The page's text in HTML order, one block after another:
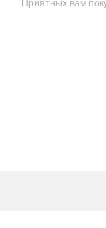
Приятных вам